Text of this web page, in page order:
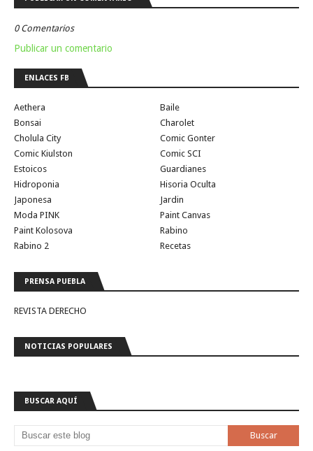
0 Comentarios
Publicar un comentario
ENLACES FB
Aethera
Baile
Bonsai
Charolet
Cholula City
Comic Gonter
Comic Kiulston
Comic SCI
Estoicos
Guardianes
Hidroponia
Hisoria Oculta
Japonesa
Jardin
Moda PINK
Paint Canvas
Paint Kolosova
Rabino
Rabino 2
Recetas
PRENSA PUEBLA
REVISTA DERECHO
NOTICIAS POPULARES
BUSCAR AQUÍ